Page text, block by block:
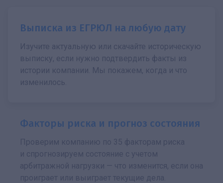
Выписка из ЕГРЮЛ на любую дату
Изучите актуальную или скачайте историческую
выписку, если нужно подтвердить факты из
истории компании. Мы покажем, когда и что
изменилось.
Факторы риска и прогноз состояния
Проверим компанию по 35 факторам риска
и спрогнозируем состояние с учетом
арбитражной нагрузки — что изменится, если она
проиграет или выиграет текущие дела.